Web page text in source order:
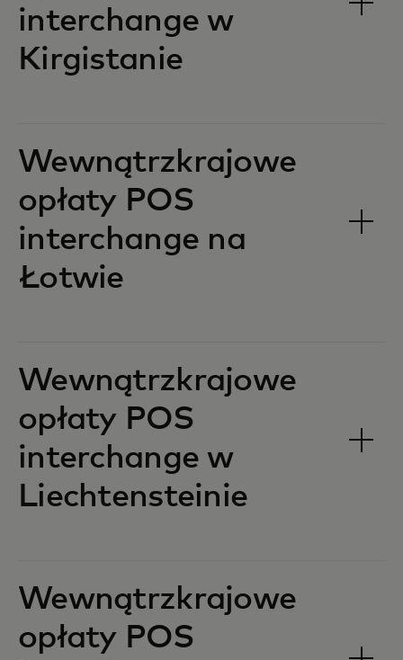
interchange w
Kirgistanie‎‎
Wewnątrzkrajowe
opłaty POS
interchange na
Łotwie‎‎
Wewnątrzkrajowe
opłaty POS
interchange w
Liechtensteinie‎‎
Wewnątrzkrajowe
opłaty POS